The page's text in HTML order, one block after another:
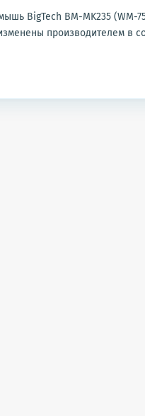
BigTech BM-MK235
производителем в